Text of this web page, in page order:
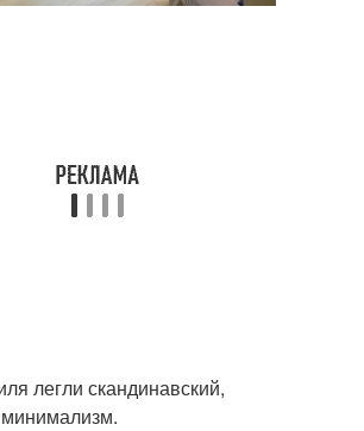
легли скандинавский,
минимализм.